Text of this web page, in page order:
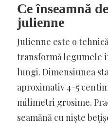
Ce înseamnă
julienne
Julienne este o
transformă legumele
lungi. Dimensiunea
aproximativ 4–5
milimetri grosime.
seamănă cu niște